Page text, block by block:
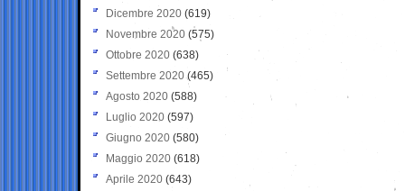
Dicembre 2020 (619)
Novembre 2020 (575)
Ottobre 2020 (638)
Settembre 2020(465)
Agosto 2020 (588)
Luglio 2020 (597)
Giugno 2020 (580)
Maggio 2020 (618)
Aprile 2020 (643)